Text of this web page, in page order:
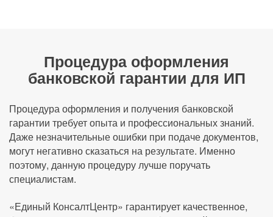
Процедура оформления
банковской гарантии для ИП
Процедура оформления и получения банковской
гарантии требует опыта и профессиональных знаний.
Даже незначительные ошибки при подаче документов,
могут негативно сказаться на результате. Именно
поэтому, данную процедуру лучше поручать
специалистам.
«Единый КонсалтЦентр» гарантирует качественное,